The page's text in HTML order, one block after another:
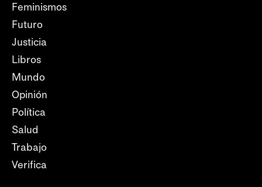
Feminismos
Futuro
Justicia
Libros
Mundo
Opinión
Política
Salud
Trabajo
Verifica